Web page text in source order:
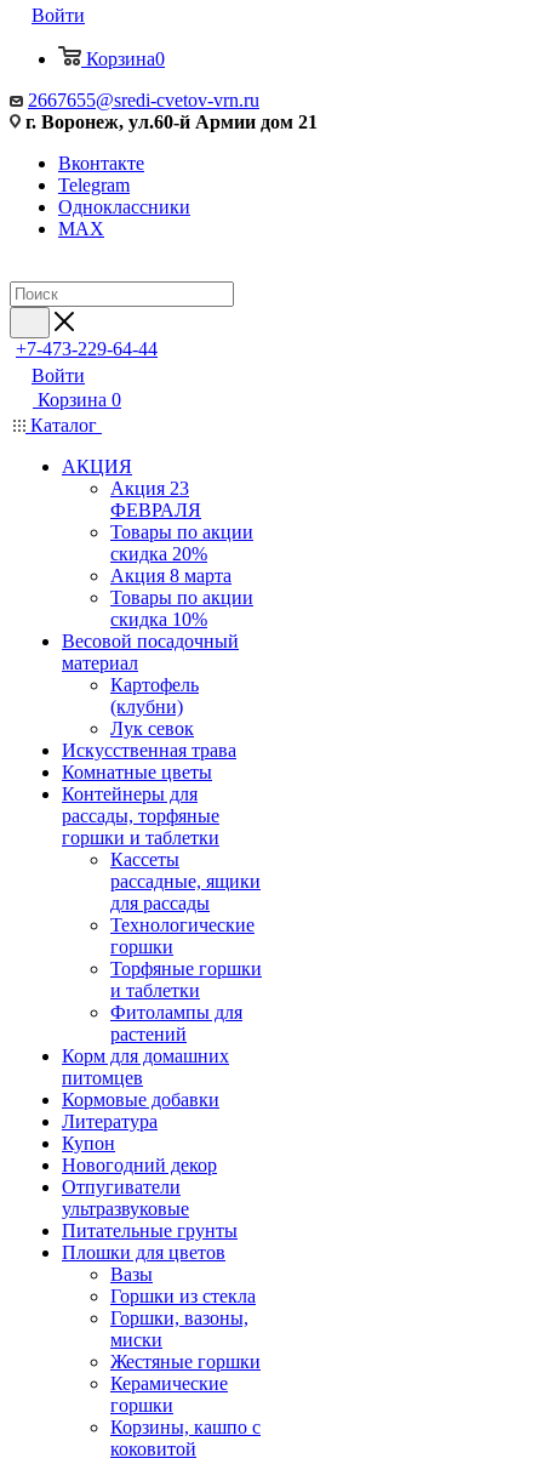
Войти
Корзина0
2667655@sredi-cvetov-vrn.ru
г. Воронеж, ул.60-й Армии дом 21
Вконтакте
Telegram
Одноклассники
MAX
+7-473-229-64-44
Войти
Корзина 0
Каталог
АКЦИЯ
Акция 23
ФЕВРАЛЯ
Товары по акции
скидка 20%
Акция 8 марта
Товары по акции
скидка 10%
Весовой посадочный
материал
Картофель
(клубни)
Лук севок
Искусственная трава
Комнатные цветы
Контейнеры для
рассады, торфяные
горшки и таблетки
Кассеты
рассадные, ящики
для рассады
Технологические
горшки
Торфяные горшки
и таблетки
Фитолампы для
растений
Корм для домашних
питомцев
Кормовые добавки
Литература
Купон
Новогодний декор
Отпугиватели
ультразвуковые
Питательные грунты
Плошки для цветов
Вазы
Горшки из стекла
Горшки, вазоны,
миски
Жестяные горшки
Керамические
горшки
Корзины, кашпо с
коковитой